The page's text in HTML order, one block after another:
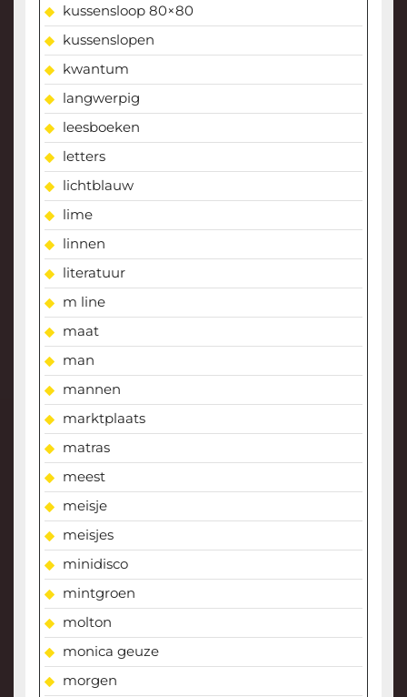
kussensloop 80×80
kussenslopen
kwantum
langwerpig
leesboeken
letters
lichtblauw
lime
linnen
literatuur
m line
maat
man
mannen
marktplaats
matras
meest
meisje
meisjes
minidisco
mintgroen
molton
monica geuze
morgen